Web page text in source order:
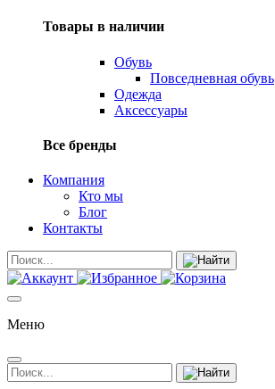
Товары в наличии
Обувь
Повседневная обувь
Одежда
Аксессуары
Все бренды
Компания
Кто мы
Блог
Контакты
Меню